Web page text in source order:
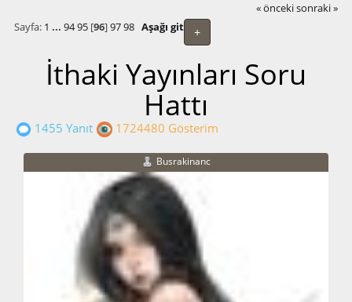
« önceki sonraki »
+
Sayfa: 1 ... 94 95[96]97 98 Aşağı git
İthaki Yayınları Soru
Hattı
1455 Yanıt 1724480 Gösterim
Busrakinanc